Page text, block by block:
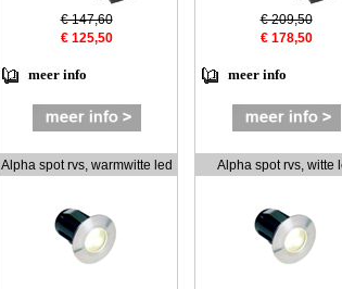
€ 147,60
€ 125,50
meer info
€ 209,50
€ 178,50
meer info
Alpha spot rvs, warmwitte led Alpha spot rvs, witte